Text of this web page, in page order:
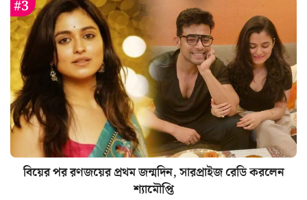
বিয়ের পর রণজয়ের প্রথম জন্মদিন, সারপ্রাইজ রেডি করলেন
শ্যামৌপ্তি